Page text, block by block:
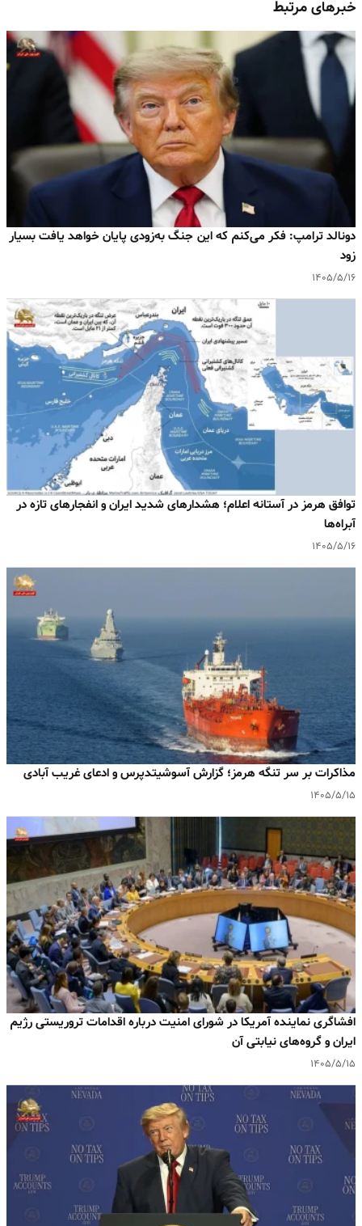
خبرهای مرتبط
دونالد ترامپ: فکر می‌کنم که این جنگ به‌زودی پایان خواهد یافت بسیار
زود
۱۴۰۵/۵/۱۶
توافق هرمز در آستانه اعلام؛ هشدارهای شدید ایران و انفجارهای تازه در
آبراه‌ها
۱۴۰۵/۵/۱۶
مذاکرات بر سر تنگه هرمز؛ گزارش آسوشیتدپرس و ادعای غریب آبادی
۱۴۰۵/۵/۱۵
افشاگری نماینده آمریکا در شورای امنیت درباره اقدامات تروریستی رژیم
ایران و گروه‌های نیابتی آن
۱۴۰۵/۵/۱۵